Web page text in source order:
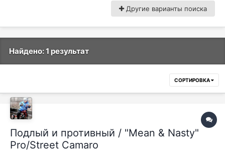
Другие варианты поиска
Найдено: 1 результат
СОРТИРОВКА
Подлый и противный / "Mean & Nasty"
Pro/Street Camaro